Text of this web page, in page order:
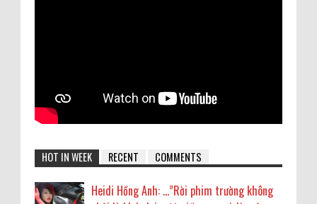
HOT IN WEEK RECENT COMMENTS
Heidi Hồng Anh: …”Rời phim trường không